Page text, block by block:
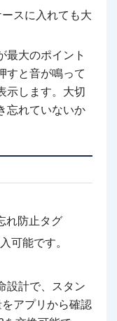
スに入れても大
最大のポイント
すと音が鳴って
示します。大切
忘れていないか
れ防止タグ
可能です。
設計で、スタン
アプリから確認